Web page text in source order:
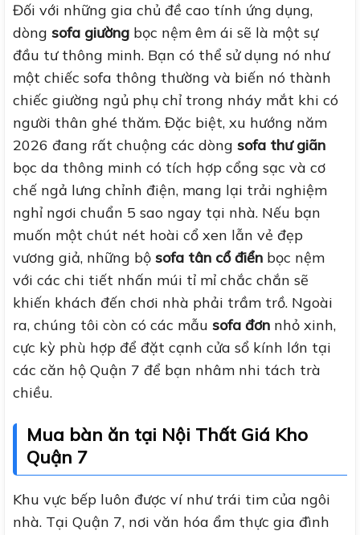
Đối với những gia chủ đề cao tính ứng dụng,
dòng sofa giường bọc nệm êm ái sẽ là một sự
đầu tư thông minh. Bạn có thể sử dụng nó như
một chiếc sofa thông thường và biến nó thành
chiếc giường ngủ phụ chỉ trong nháy mắt khi có
người thân ghé thăm. Đặc biệt, xu hướng năm
2026 đang rất chuộng các dòng sofa thư giãn
bọc da thông minh có tích hợp cổng sạc và cơ
chế ngả lưng chỉnh điện, mang lại trải nghiệm
nghỉ ngơi chuẩn 5 sao ngay tại nhà. Nếu bạn
muốn một chút nét hoài cổ xen lẫn vẻ đẹp
vương giả, những bộ sofa tân cổ điển bọc nệm
với các chi tiết nhấn múi tỉ mỉ chắc chắn sẽ
khiến khách đến chơi nhà phải trầm trồ. Ngoài
ra, chúng tôi còn có các mẫu sofa đơn nhỏ xinh,
cực kỳ phù hợp để đặt cạnh cửa sổ kính lớn tại
các căn hộ Quận 7 để bạn nhâm nhi tách trà
chiều.
Mua bàn ăn tại Nội Thất Giá Kho
Quận 7
Khu vực bếp luôn được ví như trái tim của ngôi
nhà. Tại Quận 7, nơi văn hóa ẩm thực gia đình